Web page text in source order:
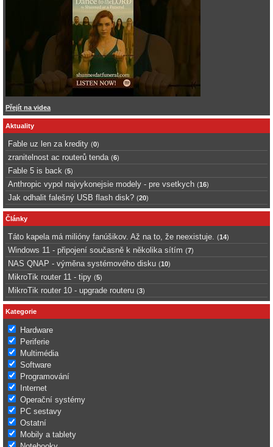
Přejít na videa
Aktuality
Fable uz len za kredity (0)
zranitelnost ac routerů tenda (6)
Fable 5 is back (5)
Anthropic vypol najvykonejsie modely - pre vsetkych (16)
Jak odhalit falešný USB flash disk? (20)
Články
Táto kapela má milióny fanúšikov. Až na to, že neexistuje. (14)
Windows 11 - připojení současně k několika sítím (7)
NAS QNAP - výměna systémového disku (10)
MikroTik router 11 - tipy (5)
MikroTik router 10 - upgrade routeru (3)
Kategorie
Hardware
Periferie
Multimédia
Software
Programování
Internet
Operační systémy
PC sestavy
Ostatní
Mobily a tablety